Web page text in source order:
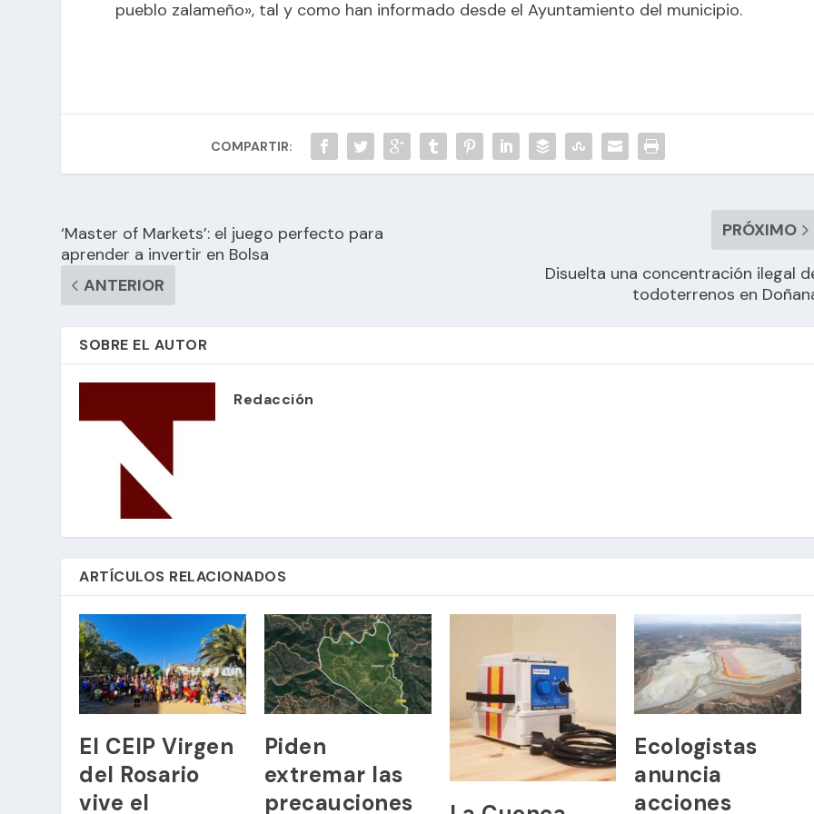
pueblo zalameño», tal y como han informado desde el Ayuntamiento del municipio.
COMPARTIR:
‘Master of Markets’: el juego perfecto para
aprender a invertir en Bolsa
ANTERIOR
PRÓXIMO
Disuelta una concentración ilegal
todoterrenos en
SOBRE EL AUTOR
Redacción
ARTÍCULOS RELACIONADOS
El CEIP Virgen
del Rosario
vive el
Piden
extremar las
precauciones
Ecologistas
anuncia
acciones